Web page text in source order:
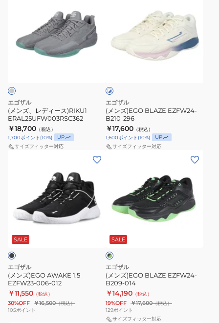
ERAL25UFW003RSC362
エゴザル
(メンズ、レディース)RIKU1
ERAL25UFW003RSC362
￥18,700 （税込）
1,700ポイント (10%)
UP
サイズフィッター対応
EZFW24-
B210-
ホ
ブ
ル
ー
エゴザル
(メンズ)EGO BLAZE EZFW24-
B210-296
￥17,600 （税込）
1,600ポイント (10%)
UP
サイズフィッター対応
EZFW23-
012
SALE
エゴザル
(メンズ)EGO AWAKE 1.5
EZFW23-006-012
￥11,550 （税込）
30%OFF ￥16,500（税込）
105ポイント
EZFW24-
B209-
SALE
ブ
グ
リ
ー
ン
エゴザル
(メンズ)EGO BLAZE EZFW24-
B209-014
￥14,190 （税込）
19%OFF ￥17,600（税込）
129ポイント
サイズフィッター対応